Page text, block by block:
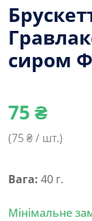
сиром
75 ₴
(75₴ / шт.)
Вага: 40 г.
Мінімальне